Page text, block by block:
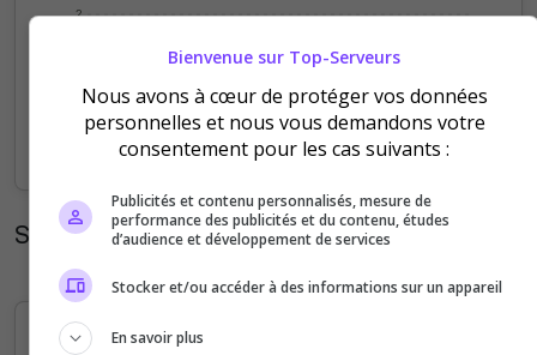
2
Sep Oct Nov Dec Jan Feb Mar Apr May Jun Jul Aug
Statistiques horaires
Bienvenue sur Top-Serveurs
Nous avons à cœur de protéger vos données
personnelles et nous vous demandons votre
consentement pour les cas suivants :
Publicités et contenu personnalisés, mesure de
performance des publicités et du contenu, études
d’audience et développement de services
Stocker et/ou accéder à des informations sur un appareil
En savoir plus